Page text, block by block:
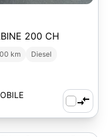
200 CH
km
Diesel